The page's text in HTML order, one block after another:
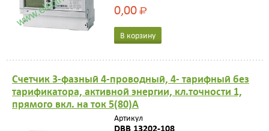
0,00Р
В корзину
Счетчик 3-фазный 4-проводный, 4- тарифный без
тарификатора, активной энергии, кл.точности 1,
прямого вкл. на ток 5(80)А
Артикул
DBB 13202-108